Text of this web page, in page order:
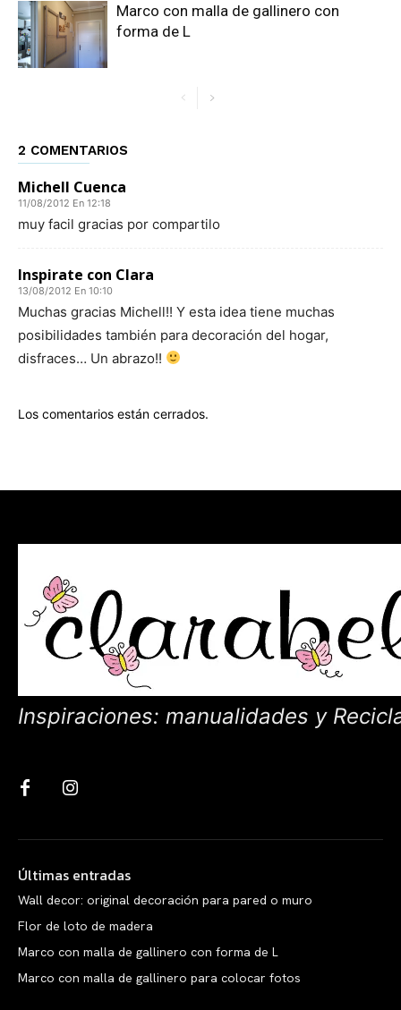
Marco con malla de gallinero con
forma de L
2 COMENTARIOS
Michell Cuenca
11/08/2012 En 12:18
muy facil gracias por compartilo
Inspirate con Clara
13/08/2012 En 10:10
Muchas gracias Michell!! Y esta idea tiene muchas
posibilidades también para decoración del hogar,
disfraces… Un abrazo!!
Los comentarios están cerrados.
Inspiraciones: manualidades y
Últimas entradas
Wall decor: original decoración para pared o muro
Flor de loto de madera
Marco con malla de gallinero con forma de L
Marco con malla de gallinero para colocar fotos